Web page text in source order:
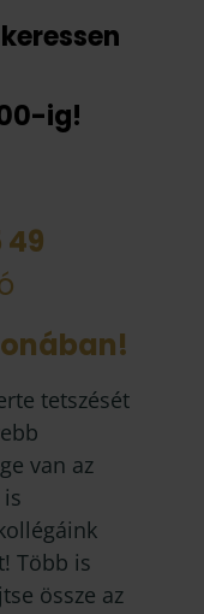
ig!
49
tetszését
van az
Több is
össze az